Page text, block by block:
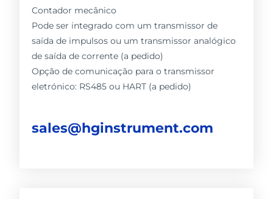
Contador mecânico
Pode ser integrado com um transmissor de
saída de impulsos ou um transmissor analógico
de saída de corrente (a pedido)
Opção de comunicação para o transmissor
eletrónico: RS485 ou HART (a pedido)
sales@hginstrument.com